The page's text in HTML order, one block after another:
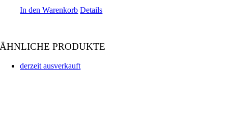
In den Warenkorb Details
ÄHNLICHE PRODUKTE
derzeit ausverkauft